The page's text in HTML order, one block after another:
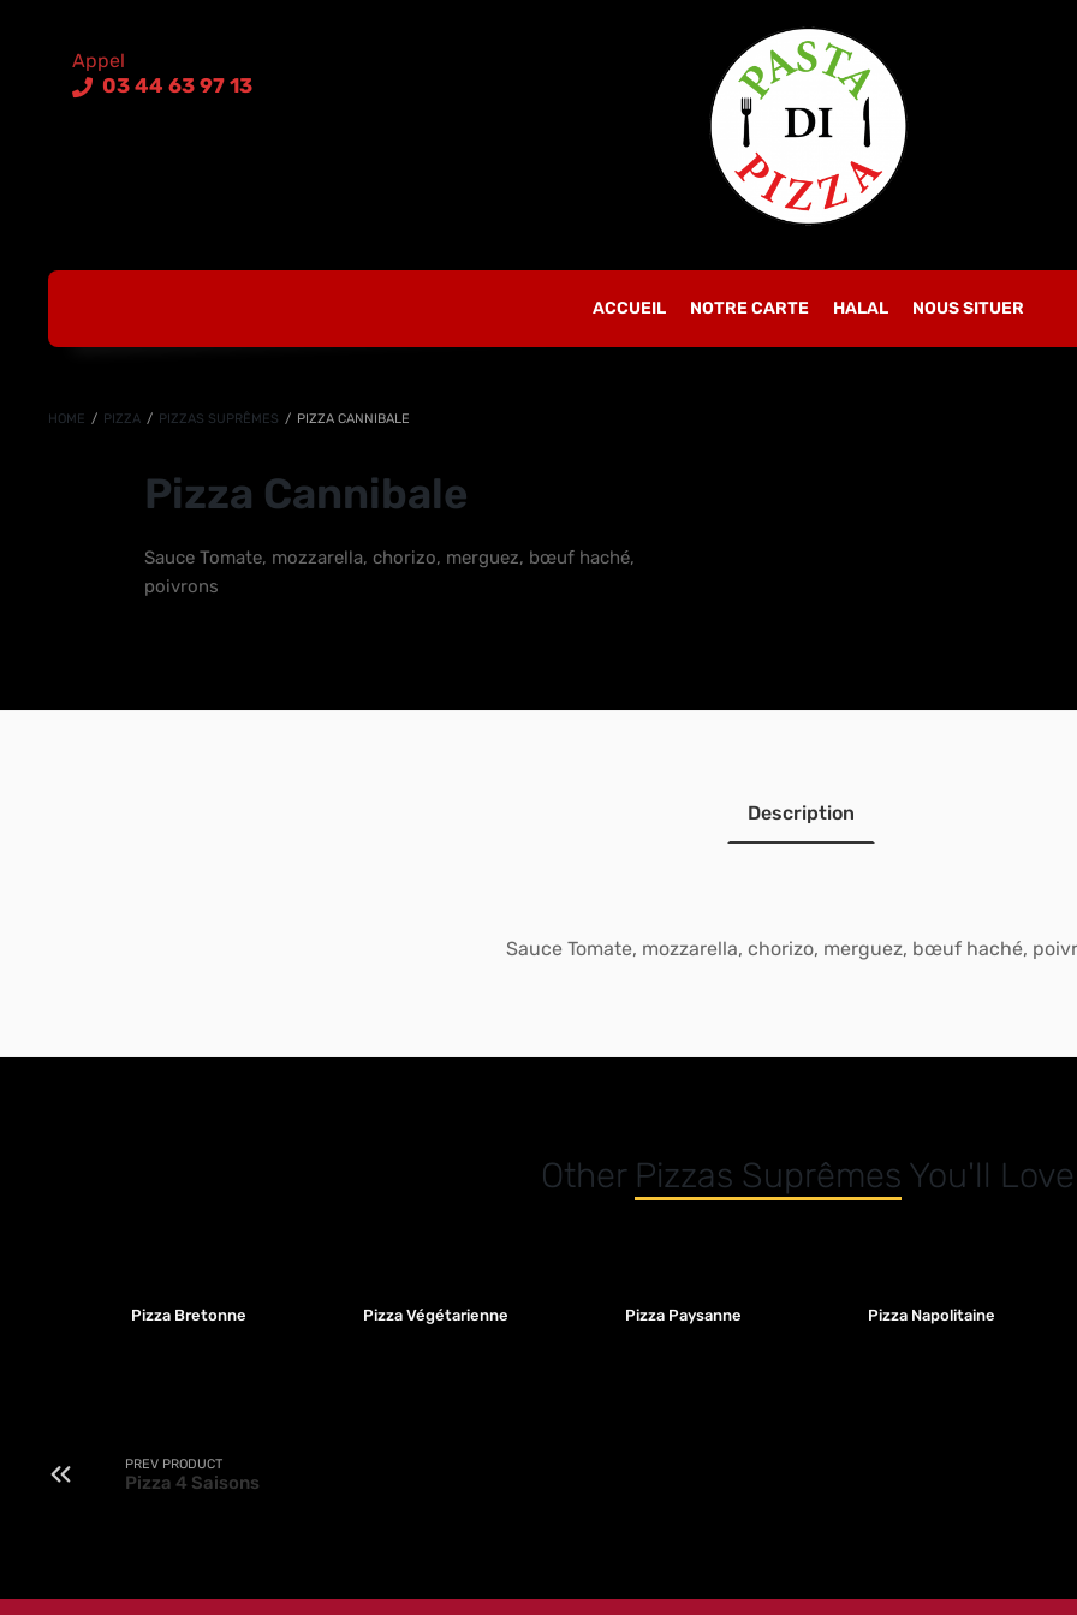
03 44 63 97 13
MOT DE PASSE OBLIGATOIRE
Mot de passe perdu ?
ACCUEIL NOTRE CARTE HALAL NOUS SITUER
HOME / PIZZA / PIZZAS SUPRÊMES / PIZZA CANNIBALE
Pizza Cannibale
Sauce Tomate, mozzarella, chorizo, merguez, bœuf haché,
poivrons
Description
Sauce Tomate, mozzarella, chorizo, merguez, bœuf haché,
Other Pizzas Suprêmes You'll Love
Pizza Bretonne Pizza Végétarienne Pizza Paysanne Pizza Napolitaine
PREV PRODUCT
Pizza 4 Saisons